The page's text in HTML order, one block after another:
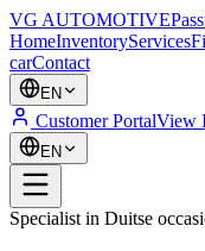
VG AUTOMOTIVE
HomeInventoryServices
carContact
EN
Customer PortalView
EN
Specialist in Duitse